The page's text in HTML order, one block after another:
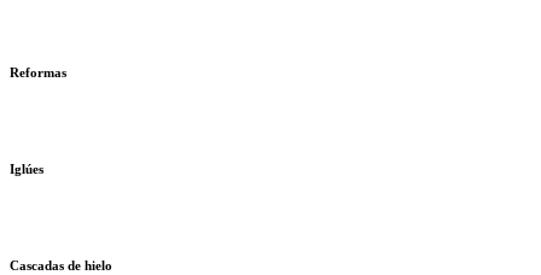
Reformas
Iglúes
Cascadas de hielo